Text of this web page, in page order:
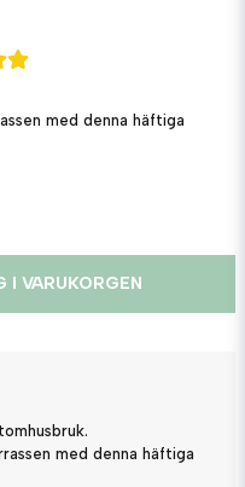
med denna häftiga
I VARUKORGEN
med denna häftiga